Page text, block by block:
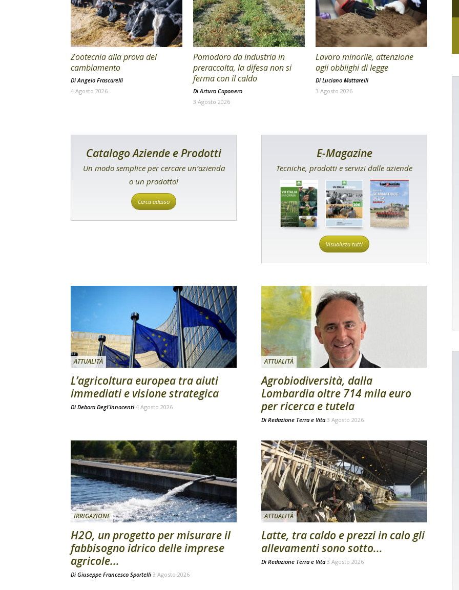
Zootecnia alla prova del
cambiamento
Di Angelo Frascarelli
4 Agosto 2026
Pomodoro da industria in
preraccolta, la difesa non si
ferma con il caldo
Di Arturo Caponero
3 Agosto 2026
Lavoro minorile, attenzione
agli obblighi di legge
Di Luciano Mattarelli
3 Agosto 2026
Catalogo Aziende e Prodotti
Un modo semplice per cercare un’azienda
o un prodotto!
Cerca adesso
E-Magazine
Tecniche, prodotti e servizi dalle aziende
Visualizza tutti
ATTUALITÀ
L’agricoltura europea tra aiuti
immediati e visione strategica
Di Debora Degl'Innocenti 4 Agosto 2026
ATTUALITÀ
Agrobiodiversità, dalla
Lombardia oltre 714 mila euro
per ricerca e tutela
Di Redazione Terra e Vita 3 Agosto 2026
IRRIGAZIONE
H2O, un progetto per misurare il
fabbisogno idrico delle imprese
agricole...
Di Giuseppe Francesco Sportelli 3 Agosto 2026
ATTUALITÀ
Latte, tra caldo e prezzi in calo gli
allevamenti sono sotto...
Di Redazione Terra e Vita 3 Agosto 2026